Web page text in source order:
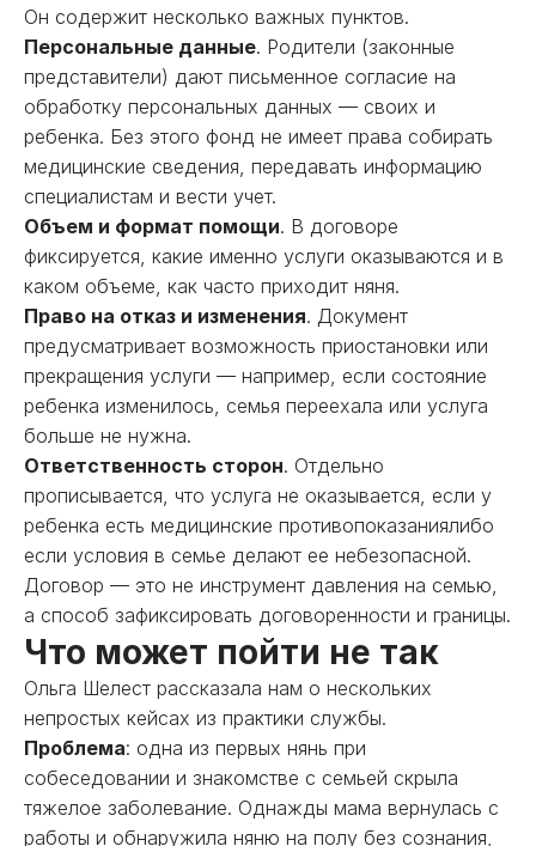
Он содержит несколько важных пунктов.
Персональные данные. Родители (законные
представители) дают письменное согласие на
обработку персональных данных — своих и
ребенка. Без этого фонд не имеет права собирать
медицинские сведения, передавать информацию
специалистам и вести учет.
Объем и формат помощи. В договоре
фиксируется, какие именно услуги оказываются и в
каком объеме, как часто приходит няня.
Право на отказ и изменения. Документ
предусматривает возможность приостановки или
прекращения услуги — например, если состояние
ребенка изменилось, семья переехала или услуга
больше не нужна.
Ответственность сторон. Отдельно
прописывается, что услуга не оказывается, если у
ребенка есть медицинские противопоказаниялибо
если условия в семье делают ее небезопасной.
Договор — это не инструмент давления на семью,
а способ зафиксировать договоренности и границы.
Что может пойти не так
Ольга Шелест рассказала нам о нескольких
непростых кейсах из практики службы.
Проблема: одна из первых нянь при
собеседовании и знакомстве с семьей скрыла
тяжелое заболевание. Однажды мама вернулась с
работы и обнаружила няню на полу без сознания,